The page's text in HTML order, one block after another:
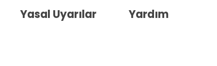
Yasal Uyarılar Yardım